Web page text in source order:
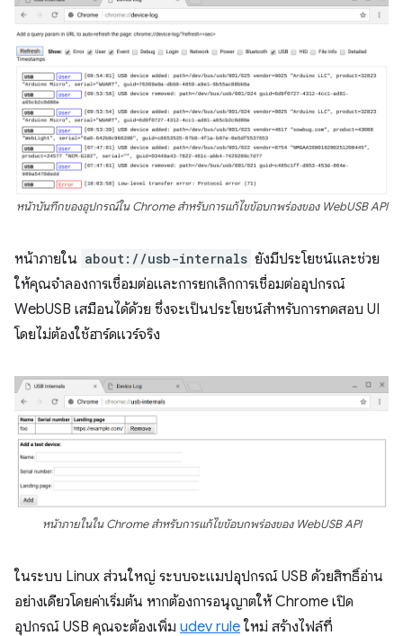
หน้าบันทึกของอุปกรณ์ใน Chrome สำหรับการแก้ไขข้อบกพร่องของ WebUSB API
หน้าภายใน about://usb-internals ยังมีประโยชน์และช่วย
ให้คุณจำลองการเชื่อมต่อและการยกเลิกการเชื่อมต่ออุปกรณ์
WebUSB เสมือนได้ด้วย ซึ่งจะเป็นประโยชน์สำหรับการทดสอบ UI
โดยไม่ต้องใช้ฮาร์ดแวร์จริง
หน้าภายในใน Chrome สำหรับการแก้ไขข้อบกพร่องของ WebUSB API
ในระบบ Linux ส่วนใหญ่ ระบบจะแมปอุปกรณ์ USB ด้วยสิทธิ์อ่าน
อย่างเดียวโดยค่าเริ่มต้น หากต้องการอนุญาตให้ Chrome เปิด
อุปกรณ์ USB คุณจะต้องเพิ่ม udev ruleใหม่ สร้างไฟล์ที่